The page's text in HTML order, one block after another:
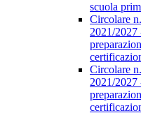
scuola
Circolare
2021/2027
Circolare
2021/2027